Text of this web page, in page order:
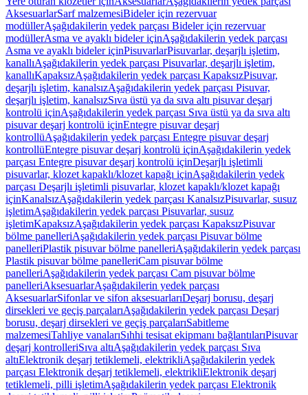
AksesuarlarSarf malzemesiBideler için rezervuar
modüllerAşağıdakilerin yedek parçası Bideler için rezervuar
modüllerAsma ve ayaklı bideler içinAşağıdakilerin yedek parçası
Asma ve ayaklı bideler içinPisuvarlarPisuvarlar, deşarjlı işletim,
kanallıAşağıdakilerin yedek parçası Pisuvarlar, deşarjlı işletim,
kanallıKapaksızAşağıdakilerin yedek parçası KapaksızPisuvar,
deşarjlı işletim, kanalsızAşağıdakilerin yedek parçası Pisuvar,
deşarjlı işletim, kanalsızSıva üstü ya da sıva altı pisuvar deşarj
kontrolü içinAşağıdakilerin yedek parçası Sıva üstü ya da sıva altı
pisuvar deşarj kontrolü içinEntegre pisuvar deşarj
kontrollüAşağıdakilerin yedek parçası Entegre pisuvar deşarj
kontrollüEntegre pisuvar deşarj kontrolü içinAşağıdakilerin yedek
parçası Entegre pisuvar deşarj kontrolü içinDeşarjlı işletimli
pisuvarlar, klozet kapaklı/klozet kapağı içinAşağıdakilerin yedek
parçası Deşarjlı işletimli pisuvarlar, klozet kapaklı/klozet kapağı
içinKanalsızAşağıdakilerin yedek parçası KanalsızPisuvarlar, susuz
işletimAşağıdakilerin yedek parçası Pisuvarlar, susuz
işletimKapaksızAşağıdakilerin yedek parçası KapaksızPisuvar
bölme panelleriAşağıdakilerin yedek parçası Pisuvar bölme
panelleriPlastik pisuvar bölme panelleriAşağıdakilerin yedek parçası
Plastik pisuvar bölme panelleriCam pisuvar bölme
panelleriAşağıdakilerin yedek parçası Cam pisuvar bölme
panelleriAksesuarlarAşağıdakilerin yedek parçası
AksesuarlarSifonlar ve sifon aksesuarlarıDeşarj borusu, deşarj
dirsekleri ve geçiş parçalarıAşağıdakilerin yedek parçası Deşarj
borusu, deşarj dirsekleri ve geçiş parçalarıSabitleme
malzemesiTahliye vanalarıSıhhi tesisat ekipmanı bağlantılarıPisuvar
deşarj kontrolleriSıva altıAşağıdakilerin yedek parçası Sıva
altıElektronik deşarj tetiklemeli, elektrikliAşağıdakilerin yedek
parçası Elektronik deşarj tetiklemeli, elektrikliElektronik deşarj
tetiklemeli, pilli işletimAşağıdakilerin yedek parçası Elektronik